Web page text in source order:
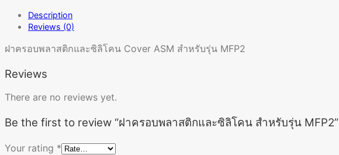
Description
Reviews (0)
ฝาครอบพลาสติกและซิลิโคน Cover ASM สำหรับรุ่น MFP2
Reviews
There are no reviews yet.
Be the first to review “ฝาครอบพลาสติกและซิลิโคน สำหรับรุ่น MFP2”
Your rating *